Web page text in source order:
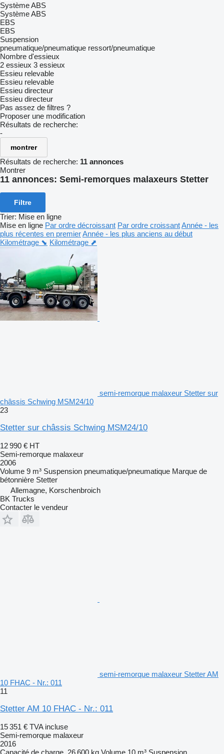
Système ABS
Système ABS
EBS
EBS
Suspension
pneumatique/pneumatique ressort/pneumatique
Nombre d'essieux
2 essieux 3 essieux
Essieu relevable
Essieu relevable
Essieu directeur
Essieu directeur
Pas assez de filtres ?
Proposer une modification
Résultats de recherche:
-
montrer
Résultats de recherche: 11 annonces
Montrer
11 annonces: Semi-remorques malaxeurs Stetter
Filtre
Trier: Mise en ligne
Mise en ligne Par ordre décroissant Par ordre croissantAnnée - les
plus récentes en premierAnnée - les plus anciens au début
Kilométrage ⬊ Kilométrage ⬈
semi-remorque malaxeur Stetter sur
châssis Schwing MSM24/10
23
Stetter sur châssis Schwing MSM24/10
12 990 € HT
Semi-remorque malaxeur
2006
Volume 9 m³ Suspension pneumatique/pneumatique Marque de
bétonnière Stetter
Allemagne, Korschenbroich
BK Trucks
Contacter le vendeur
semi-remorque malaxeur Stetter AM
10 FHAC - Nr.: 011
11
Stetter AM 10 FHAC - Nr.: 011
15 351 € TVA incluse
Semi-remorque malaxeur
2016
Capacité de charge 26 600 kg Volume 10 m³ Suspension